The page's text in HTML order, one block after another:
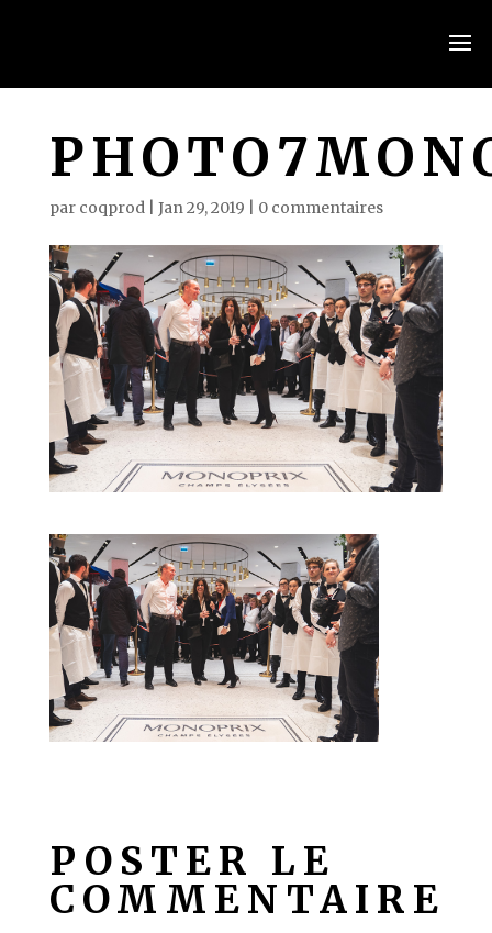
par coqprod| Jan 29, 2019 0 commentaires
POSTER LE
COMMENTAIRE